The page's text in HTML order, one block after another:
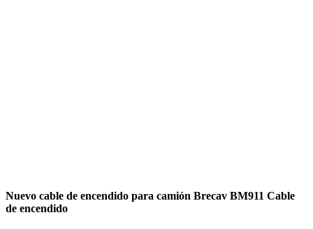
Nuevo cable de encendido para camión Brecav BM911 Cable
de encendido